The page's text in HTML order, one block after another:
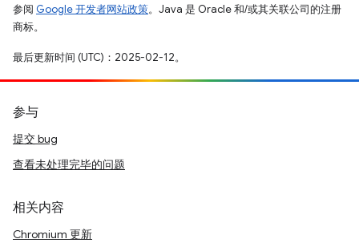
参阅 Google 开发者网站政策。Java 是 Oracle 和/或其关联公司的注册
商标。
最后更新时间 (UTC)：2025-02-12。
参与
提交 bug
查看未处理完毕的问题
相关内容
Chromium 更新